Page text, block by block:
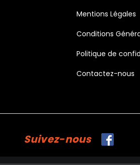
Mentions Légales
Conditions
Politique de
Contactez-nous
Suivez-nous